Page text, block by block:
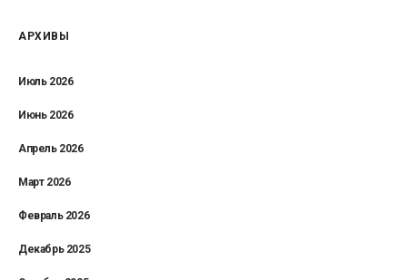
АРХИВЫ
Июль 2026
Июнь 2026
Апрель 2026
Март 2026
Февраль 2026
Декабрь 2025